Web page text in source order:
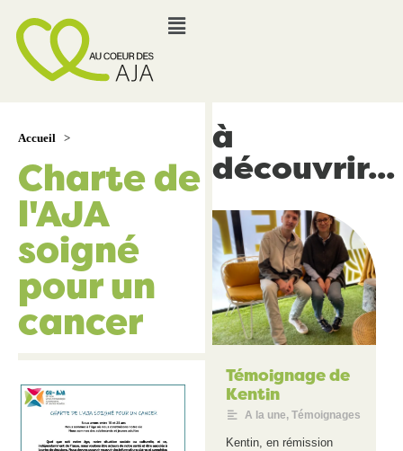
Accueil >
Charte de
l'AJA
soigné
pour un
cancer
à
découvrir...
Témoignage de
Kentin
A la une,Témoignages
Kentin, en rémission